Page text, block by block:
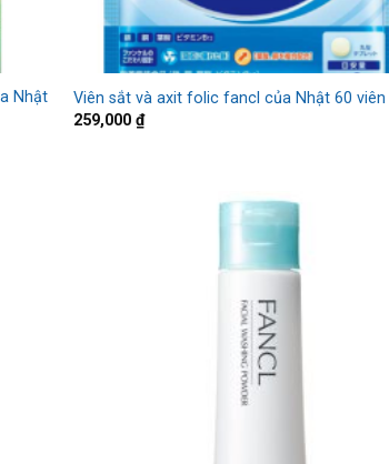
Nhật
Viên sắt và axit folic fancl của Nhật 60 viên
259,000 ₫